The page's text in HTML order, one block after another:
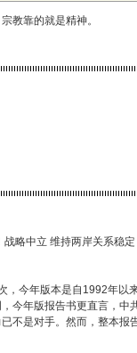
教靠的就是精神。
战略中立 维持两岸关系稳定
，今年版本是自1992年
今年版报告书更直言，中
不是对手。然而，整本报